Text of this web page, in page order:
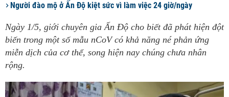
Người đào mộ ở Ấn Độ kiệt sức vì làm việc 24 giờ/ngày
Ngày 1/5, giới chuyên gia Ấn Độ cho biết đã phát hiện đột
biến trong một số mẫu nCoV có khả năng né phản ứng
miễn dịch của cơ thể, song hiện nay chúng chưa nhân
rộng.